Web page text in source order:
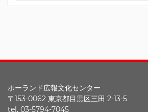
ポーランド広報文化センター
〒153-0062 東京都目黒区三田 2-13-5
tel. 03-5794-7045